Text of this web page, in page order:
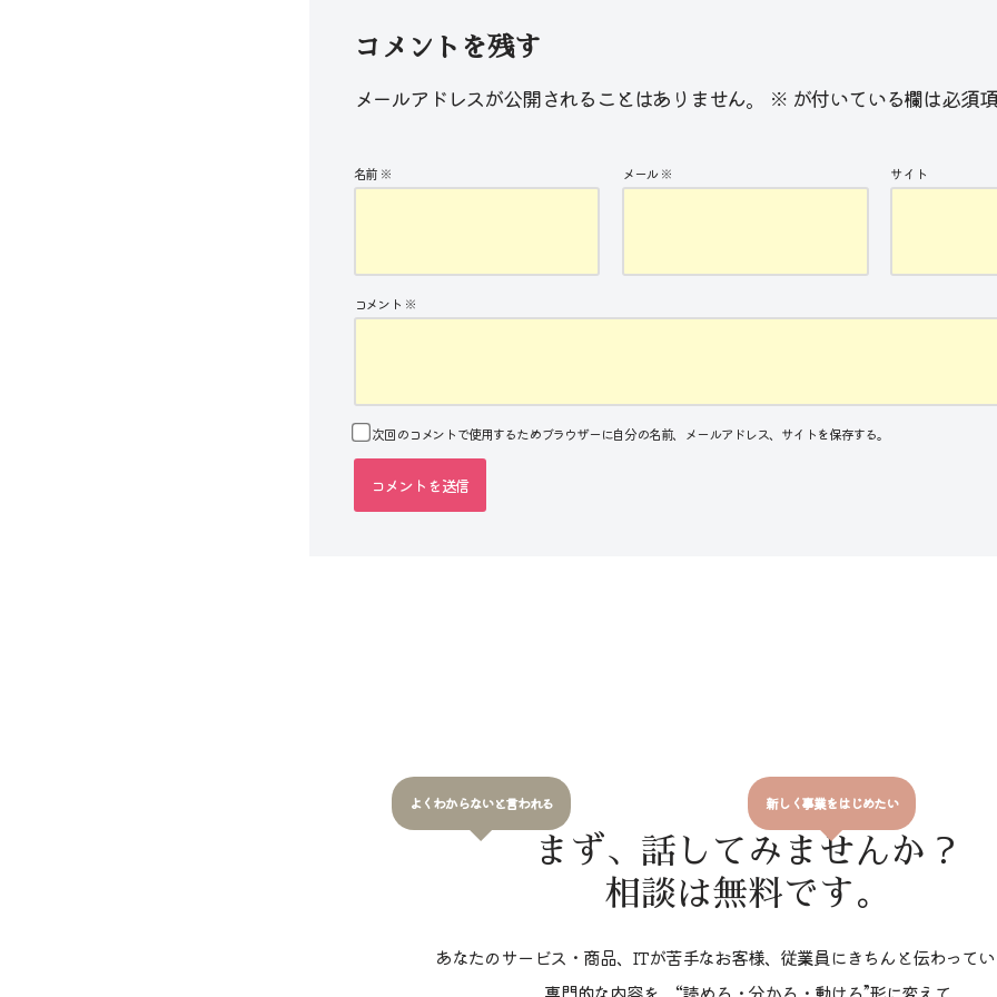
コメントを残す
メールアドレスが公開されることはありません。 ※ が付いている欄は必須
名前 ※ メール※ サイト
コメント ※
次回のコメントで使用するためブラウザーに自分の名前、メールアドレス、サイトを保存する。
よくわからないと言われる 新しく事業をはじめたい
まず、話してみませんか？
相談は無料です。
あなたのサービス・商品、ITが苦手なお客様、従業員にきちんと伝わって